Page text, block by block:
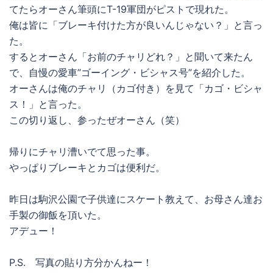
てたらオーさん筆頭にT-19軍団がピストで現れた。
俺は皆に「ブレーキ付けた方が良いんじゃない？」と言っ
た。
するとオーさん「お前のチャリどれ？」と聞いて来たん
で、自慢の愛車”ゴーイング・ビシャス号”を紹介した。
オーさんは俺のチャリ（カゴ付き）を見て「カゴ・ビシャ
ス！」と言った。
この切り返し、参ったぜオーさん（笑）
帰りにチャリ漕いでて思った事。
やっぱりブレーキとカゴは便利だ。
昨日は駒沢公園で子供達にスケート教えて、お母さん達お
手製の御飯を頂いた。
アデュー！
P.S. 写真の貼り方分かんねー！